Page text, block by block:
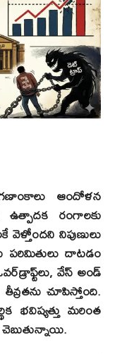
ఆందోళన
ఉత్పాదక రంగాలకు
నిపుణులు
పరిమితులు దాటడం
వేస్ అండ్
చూపిస్తోంది.
భవిష్యత్తు మరింత